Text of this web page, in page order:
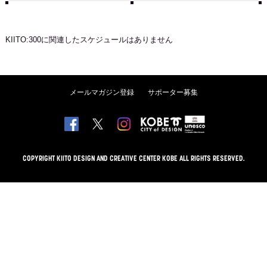
KIITO:300に関連したスケジュールはありません
メールマガジン登録 サポーター募集
COPYRIGHT KIITO DESIGN AND CREATIVE CENTER KOBE ALL RIGHTS RESERVED.